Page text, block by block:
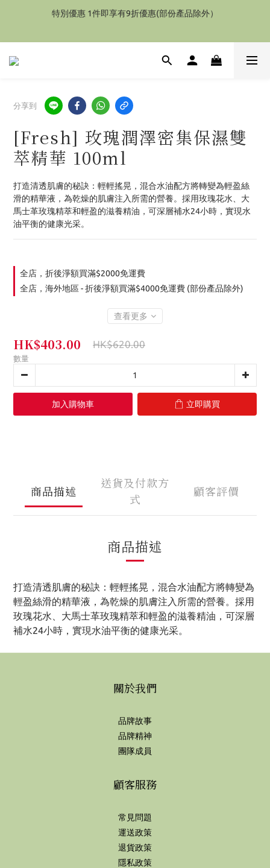
特別優惠 1件即享有9折優惠(部份產品除外）
香港地區 購物額滿HK$2000(折後)  海外地區(香水除外)滿
$4000(折後) 可享免運費服務
分享到
[Fresh] 玫瑰潤澤密集保濕雙
萃精華 100ml
打造清透肌膚的秘訣：輕輕搖晃，混合水油配方將轉變為輕盈絲
滑的精華液，為乾燥的肌膚注入所需的營養。採用玫瑰花水、大
馬士革玫瑰精萃和輕盈的滋養精油，可深層補水24小時，實現水
油平衡的健康光采。
全店，折後淨額買滿$2000免運費
全店，海外地區 - 折後淨額買滿$4000免運費 (部份產品除外)
查看更多
HK$403.00 HK$620.00
數量
加入購物車 立即購買
商品描述
送貨及付款方
式
顧客評價
商品描述
打造清透肌膚的秘訣：輕輕搖晃，混合水油配方將轉變為
輕盈絲滑的精華液，為乾燥的肌膚注入所需的營養。採用
玫瑰花水、大馬士革玫瑰精萃和輕盈的滋養精油，可深層
補水24小時，實現水油平衡的健康光采。
關於我們
品牌故事
品牌精神
團隊成員
顧客服務
常見問題
運送政策
退貨政策
隱私政策